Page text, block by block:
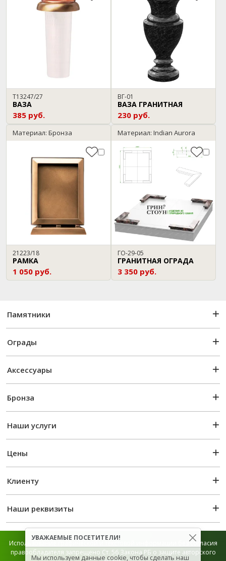
T13247/27
ВАЗА
385 руб.
ВГ-01
ВАЗА ГРАНИТНАЯ
230 руб.
Материал: Бронза
21223/18
РАМКА
1 050 руб.
Материал: Indian Aurora
ГО-29-05
ГРАНИТНАЯ ОГРАДА
3 350 руб.
Памятники
Ограды
Аксессуары
Бронза
Наши услуги
Цены
Клиенту
Наши реквизиты
Использование графической и текстовой информации без согласия
правообладателя запрещено Ст. 56 Закона РБ о защите авторского
УВАЖАЕМЫЕ ПОСЕТИТЕЛИ!
Мы используем данные cookie, чтобы сделать наш